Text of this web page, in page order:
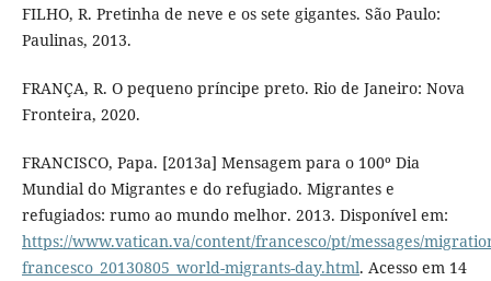
FILHO, R. Pretinha de neve e os sete gigantes. São Paulo:
Paulinas, 2013.
FRANÇA, R. O pequeno príncipe preto. Rio de Janeiro: Nova
Fronteira, 2020.
FRANCISCO, Papa. [2013a] Mensagem para o 100º Dia
Mundial do Migrantes e do refugiado. Migrantes e
refugiados: rumo ao mundo melhor. 2013. Disponível em:
https://www.vatican.va/content/francesco/pt/messages/
francesco_20130805_world-migrants-day.html. Acesso em 14